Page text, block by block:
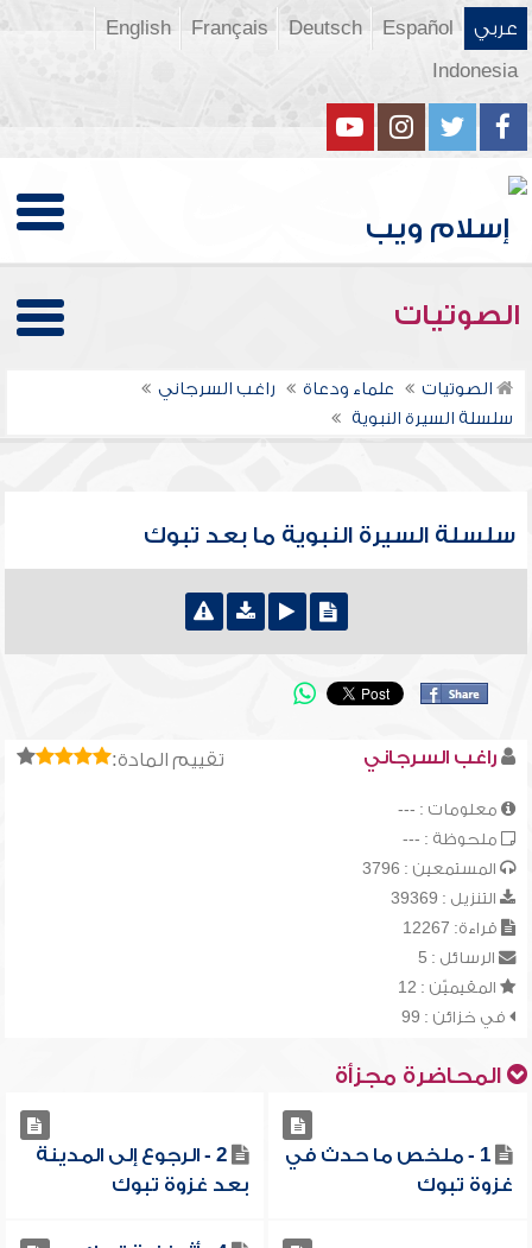
عربي Español
Deutsch
Français
English
Indonesia
الصوتيات
الصوتيات علماء ودعاة
راغب السرجاني
سلسلة السيرة النبوية
سلسلة السيرة النبوية ما بعد تبوك
تقييم المادة: راغب السرجاني
معلومات : ---
ملحوظة : ---
المستمعين : 3796
التنزيل : 39369
قراءة: 12267
الرسائل : 5
المقيميّن : 12
في خزائن : 99
المحاضرة مجزأة
1 - ملخص ما حدث في
غزوة تبوك
2 - الرجوع إلى المدينة
بعد غزوة تبوك